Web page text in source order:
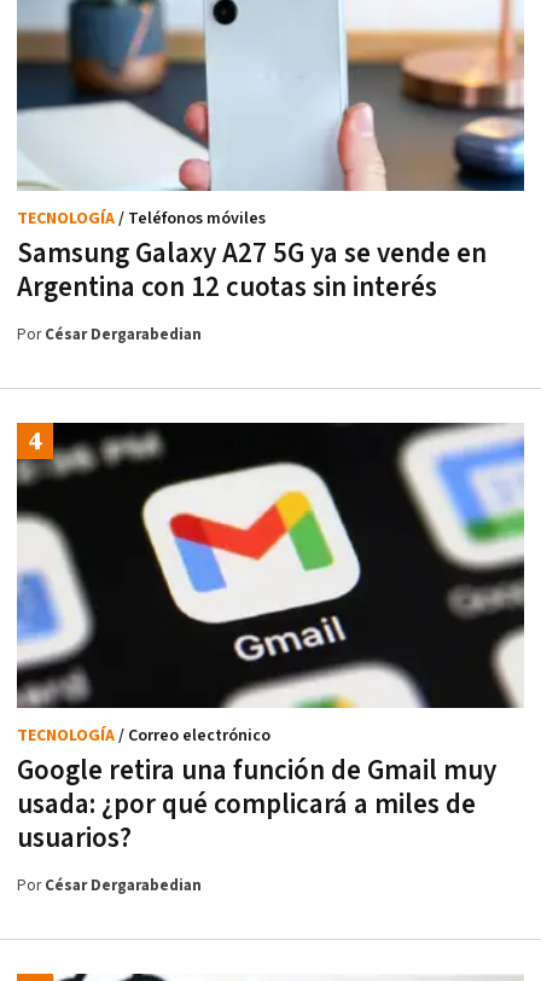
Samsung Galaxy A27 5G ya se vende en
Argentina con 12 cuotas sin interés
TECNOLOGÍA/ Teléfonos móviles
PorCésar Dergarabedian
Google retira una función de Gmail muy
usada: ¿por qué complicará a miles de
usuarios?
TECNOLOGÍA/ Correo electrónico
PorCésar Dergarabedian